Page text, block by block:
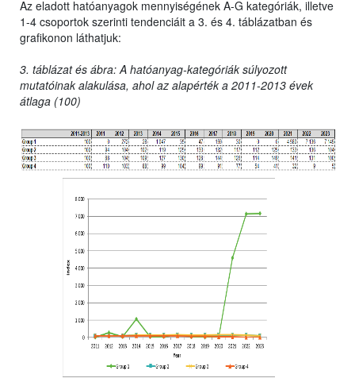
Az eladott hatóanyagok mennyiségének A-G kategóriák, illetve
1-4 csoportok szerinti tendenciáit a 3. és 4. táblázatban és
grafikonon láthatjuk:
3. táblázat és ábra: A hatóanyag-kategóriák súlyozott
mutatóinak alakulása, ahol az alapérték a 2011-2013 évek
átlaga (100)